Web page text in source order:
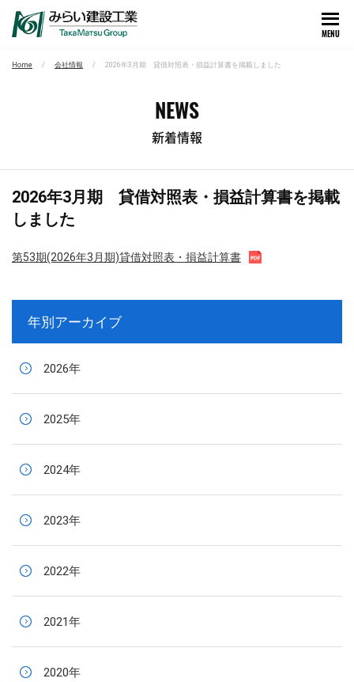
MENU
Home 会社情報 2026年3月期 貸借対照表・損益計算書を掲載しました
NEWS
新着情報
2026年3月期 貸借対照表・損益計算書を掲載
しました
第53期(2026年3月期)貸借対照表・損益計算書
年別アーカイブ
2026年
2025年
2024年
2023年
2022年
2021年
2020年